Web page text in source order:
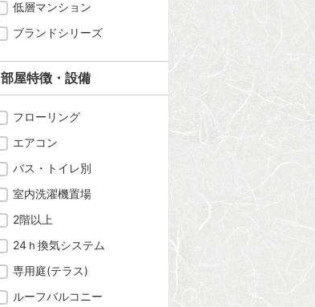
低層マンション
ブランドシリーズ
部屋特徴・設備
フローリング
エアコン
バス・トイレ別
室内洗濯機置場
2階以上
24ｈ換気システム
専用庭(テラス)
ルーフバルコニー